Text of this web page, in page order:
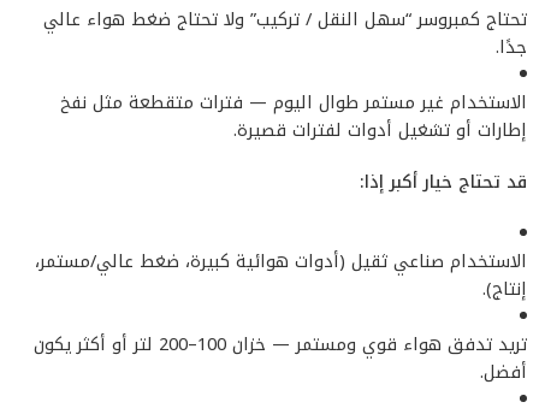
تحتاج كمبروسر “سهل النقل / تركيب” ولا تحتاج ضغط هواء عالي
جدًا.
الاستخدام غير مستمر طوال اليوم — فترات متقطعة مثل نفخ
إطارات أو تشغيل أدوات لفترات قصيرة.
قد تحتاج خيار أكبر إذا:
الاستخدام صناعي ثقيل (أدوات هوائية كبيرة، ضغط عالي/مستمر،
إنتاج).
تريد تدفق هواء قوي ومستمر — خزان 100–200 لتر أو أكثر يكون
أفضل.